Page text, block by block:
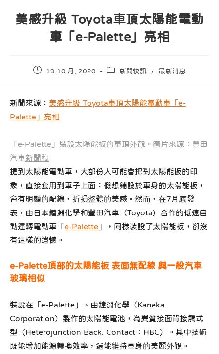
美感升級 Toyota車頂太陽能電動
車「e-Palette」亮相
Post19 10 月, 2020
Post新聞快訊 / 最新消息
新聞來源： 美感升級 Toyota車頂太陽能電動車「e-
Palette」亮相
「e-Palette」裝設太陽能板的車頂外觀。圖片來源：豐田
汽車新聞稿
提到太陽能電動車，大部份人可能會把對太陽能板的印
象，直接套用到車子上面；假想鋪設於車身的太陽能板，
會有明顯的配線，折損整體的美感。然而，在7月底發
表，由日本鐘淵化學和豐田汽車（Toyota）合作的低速自
動運轉電動車「e-Palette 」，同樣裝設了太陽能板，卻沒
有這樣的遺憾。
e-Palette頂部的太陽能板 表面無配線 與一般汽車
玻璃相似
裝設在「e-Palette」、由鐘淵化學（Kaneka
Corporation）製作的太陽能電池，為異質接面背接觸式
型（Heterojunction Back. Contact：HBC）。其中技術
既能增加能源轉換效率，還能維持車身的美麗外觀。